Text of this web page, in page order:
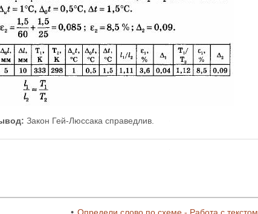
Закон Гей-Люссака справедлив.
•